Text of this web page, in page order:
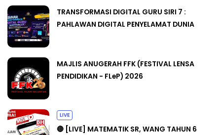
TRANSFORMASI DIGITAL GURU SIRI 7 :
PAHLAWAN DIGITAL PENYELAMAT DUNIA
MAJLIS ANUGERAH FFK (FESTIVAL LENSA
PENDIDIKAN - FLeP) 2026
LIVE
🔴 [LIVE] MATEMATIK SR, WANG TAHUN 6